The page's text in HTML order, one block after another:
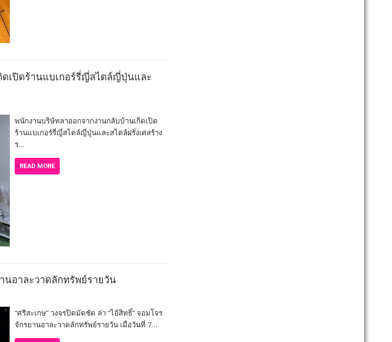
เปิดร้านแบเกอร์รี่ญี่สไตล์ญี่ปุ่นและ
พนักงานบริษัทลาออกจากงานกลับบ้านเกิดเปิด
ร้านแบเกอร์รี่ญี่สไตล์ญี่ปุ่นและสไตล์ฝรั่งเศสร้าง
ร…
READ MORE
นอาละวาดลักทรัพย์รายวัน
“ศรีสะเกษ” วงจรปิดมัดชัด ล่า “ไอ้สิทธิ์” จอมโจร
จักรยานอาละวาดลักทรัพย์รายวัน เมื่อวันที่ 7…